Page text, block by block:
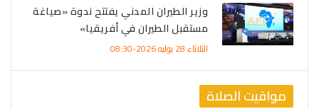
وزير الطيران المدني يفتتح ندوة «صياغة
مستقبل الطيران في أفريقيا»
الثلاثاء 28 يوليه 2026-08:30
مواقيت الصلاة